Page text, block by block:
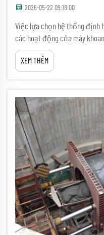
2026-05-22 09:18:00
Việc lựa chọn hệ thống định
các hoạt động của máy
quyết định quan trọng nhất
thực hiện trước khi bắt đầu
định vị ngầm trực tiếp ảnh
XEM THÊM